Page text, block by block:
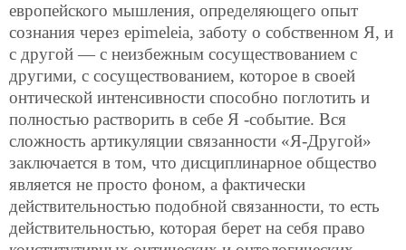
европейского мышления, определяющего опыт
сознания через epimeleia, заботу о собственном Я, и
с другой — с неизбежным сосуществованием с
другими, с сосуществованием, которое в своей
онтической интенсивности способно поглотить и
полностью растворить в себе Я -событие. Вся
сложность артикуляции связанности «Я-Другой»
заключается в том, что дисциплинарное общество
является не просто фоном, а фактически
действительностью подобной связанности, то есть
действительностью, которая берет на себя право